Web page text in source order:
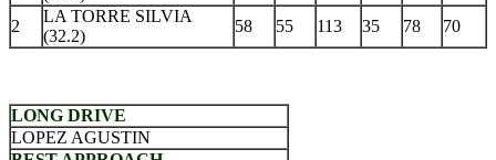
2
LA TORRE SILVIA
(32.2)
58 55 113 35 78 70
LONG DRIVE
LOPEZ AGUSTIN